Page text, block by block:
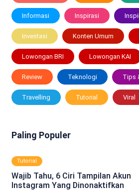
Informasi Inspirasi
Investasi Konten Umum
Lowongan BRI Lowongan KAI
Review Teknologi Tips
Travelling Tutorial Viral
Paling Populer
Tutorial
Wajib Tahu, 6 Ciri Tampilan Akun
Instagram Yang Dinonaktifkan